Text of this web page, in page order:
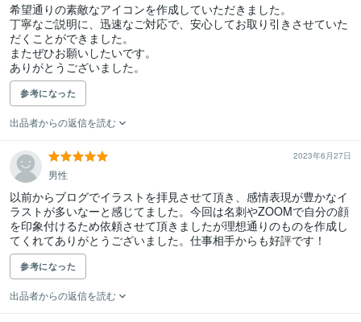
希望通りの素敵なアイコンを作成していただきました。
丁寧なご説明に、迅速なご対応で、安心してお取り引きさせていた
だくことができました。
またぜひお願いしたいです。
ありがとうございました。
参考になった
出品者からの返信を読む
2023年6月27日
男性
以前からブログでイラストを拝見させて頂き、感情表現が豊かなイ
ラストが多いなーと感じてました。今回は名刺やZOOMで自分の顔
を印象付けるため依頼させて頂きましたが理想通りのものを作成し
てくれてありがとうございました。仕事相手からも好評です！
参考になった
出品者からの返信を読む